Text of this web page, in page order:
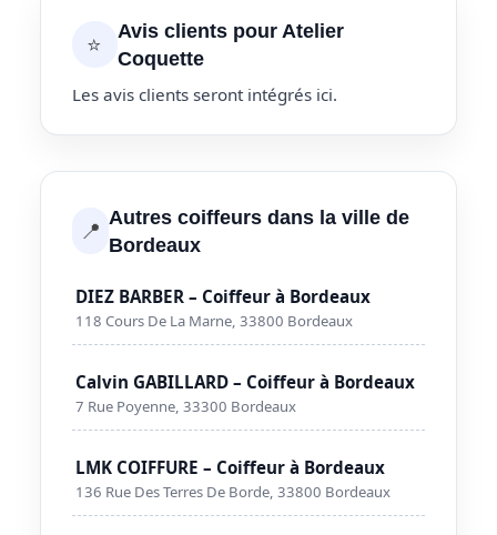
⭐
Avis clients pour Atelier
Coquette
Les avis clients seront intégrés ici.
📍 Autres coiffeurs dans la ville de
Bordeaux
DIEZ BARBER – Coiffeur à Bordeaux
118 Cours De La Marne, 33800 Bordeaux
Calvin GABILLARD – Coiffeur à Bordeaux
7 Rue Poyenne, 33300 Bordeaux
LMK COIFFURE – Coiffeur à Bordeaux
136 Rue Des Terres De Borde, 33800 Bordeaux